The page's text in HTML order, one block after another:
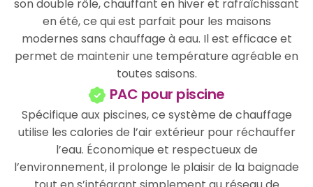
son double rôle, chauffant en hiver et rafraîchissant
en été, ce qui est parfait pour les maisons
modernes sans chauffage à eau. Il est efficace et
permet de maintenir une température agréable en
toutes saisons.
PAC pour piscine
Spécifique aux piscines, ce système de chauffage
utilise les calories de l’air extérieur pour réchauffer
l’eau. Économique et respectueux de
l’environnement, il prolonge le plaisir de la baignade